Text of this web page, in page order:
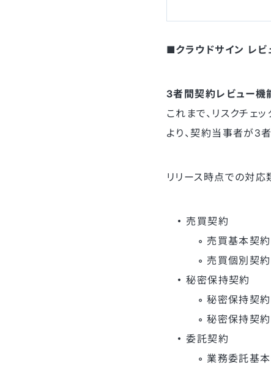
■クラウドサイン レビ
3者間契約レビュー機
これまで、リスクチェ
より、契約当事者が3
リリース時点での対応
・ 売買契約
◦ 売買基本契約
◦ 売買個別契約
・ 秘密保持契約
◦秘密保持契約
◦秘密保持契約
・ 委託契約
◦ 業務委託基本